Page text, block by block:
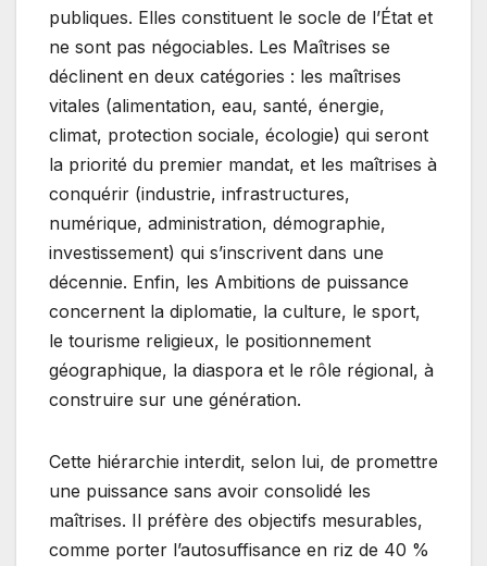
publiques. Elles constituent le socle de l’État et
ne sont pas négociables. Les Maîtrises se
déclinent en deux catégories : les maîtrises
vitales (alimentation, eau, santé, énergie,
climat, protection sociale, écologie) qui seront
la priorité du premier mandat, et les maîtrises à
conquérir (industrie, infrastructures,
numérique, administration, démographie,
investissement) qui s’inscrivent dans une
décennie. Enfin, les Ambitions de puissance
concernent la diplomatie, la culture, le sport,
le tourisme religieux, le positionnement
géographique, la diaspora et le rôle régional, à
construire sur une génération.
Cette hiérarchie interdit, selon lui, de promettre
une puissance sans avoir consolidé les
maîtrises. Il préfère des objectifs mesurables,
comme porter l’autosuffisance en riz de 40 %